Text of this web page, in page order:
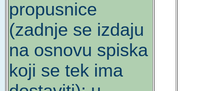
propusnice
(zadnje se izdaju
na osnovu spiska
koji se tek ima